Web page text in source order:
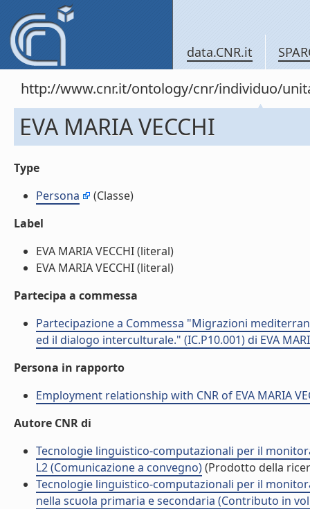
data.CNR.it
http://www.cnr.it/ontology/cnr/individuo/
EVA MARIA VECCHI
Type
Persona
(Classe)
Label
EVA MARIA VECCHI (literal)
EVA MARIA VECCHI (literal)
Partecipa a commessa
Partecipazione a Commessa "Migrazioni
ed il dialogo interculturale." (IC.P10.001) di EVA
Persona in rapporto
Employment relationship with CNR of EVA MARIA
Autore CNR di
Tecnologie linguistico-computazionali per il
L2 (Comunicazione a convegno)(Prodotto della
Tecnologie linguistico-computazionali per il
nella scuola primaria e secondaria (Contributo in